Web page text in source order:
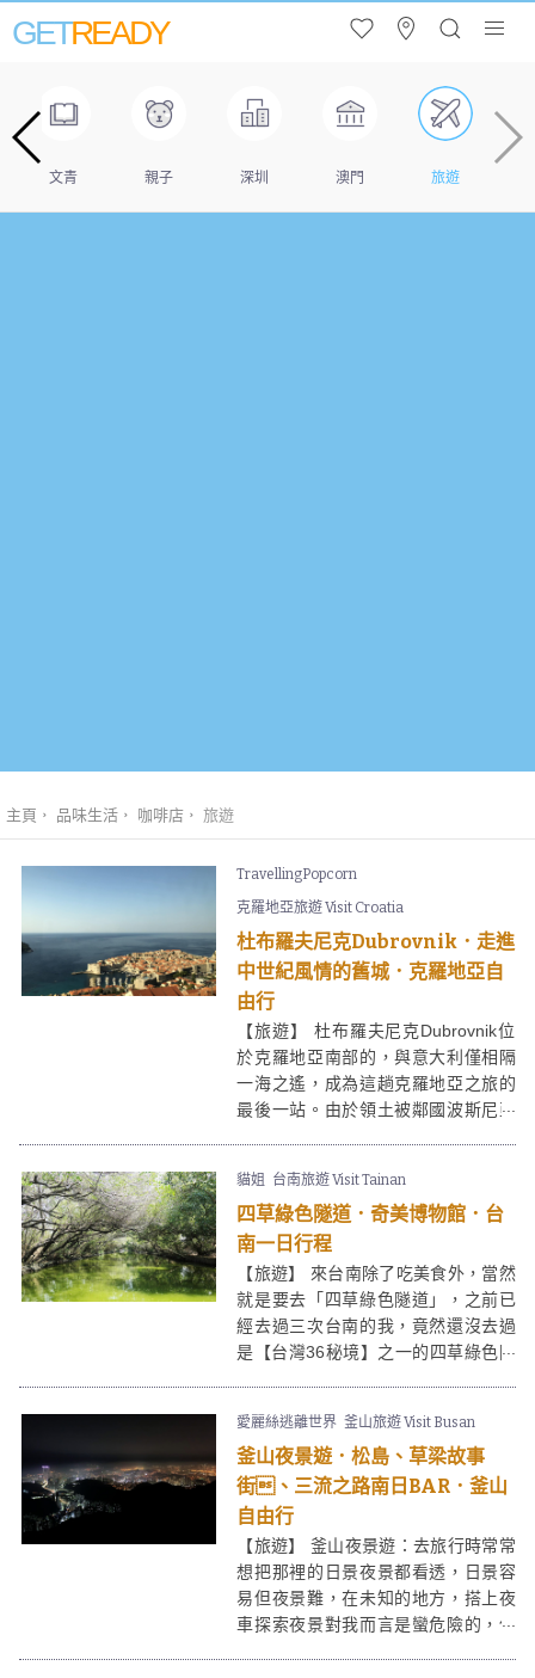
GETREADY
文青 親子 深圳 澳門 旅遊
主頁 品味生活 咖啡店 旅遊
TravellingPopcorn
克羅地亞旅遊 Visit Croatia
杜布羅夫尼克Dubrovnik．走進
中世紀風情的舊城．克羅地亞自
由行
【旅遊】 杜布羅夫尼克Dubrovnik位
於克羅地亞南部的，與意大利僅相隔
一海之遙，成為這趟克羅地亞之旅的
最後一站。由於領土被鄰國波斯尼亞
手續。有「亞得里亞海之珠」之稱的
杜布羅夫尼克，自中世紀時期因興盛
的海港貿易而繁榮起來，然而面對城
市商業化，舊城區（Dubrovnik Old
Town）卻仍不失濃厚的歷史風情，被
列入世界文化遺產。
貓姐 台南旅遊 Visit Tainan
四草綠色隧道．奇美博物館．台
南一日行程
【旅遊】 來台南除了吃美食外，當然
就是要去「四草綠色隧道」，之前已
經去過三次台南的我，竟然還沒去過
是【台灣36秘境】之一的四草綠色隧
區，欣賞大自然的美！
愛麗絲逃離世界 釜山旅遊 Visit Busan
釜山夜景遊．松島、草梁故事
街、三流之路南日BAR．釜山
自由行
【旅遊】 釜山夜景遊：去旅行時常常
想把那裡的日景夜景都看透，日景容
易但夜景難，在未知的地方，搭上夜
車探索夜景對我而言是蠻危險的，但